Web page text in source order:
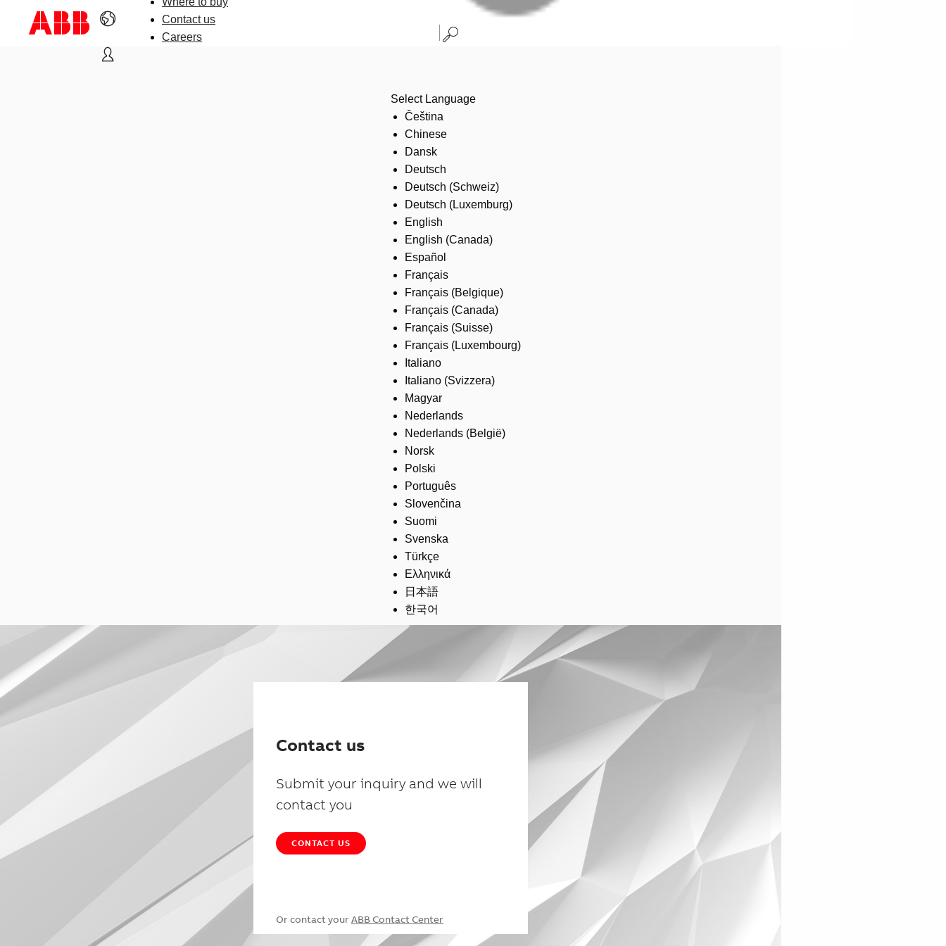
Contact us
Careers
Select Language
Čeština
Chinese
Dansk
Deutsch
Deutsch (Schweiz)
Deutsch (Luxemburg)
English
English (Canada)
Español
Français
Français (Belgique)
Français (Canada)
Français (Suisse)
Français (Luxembourg)
Italiano
Italiano (Svizzera)
Magyar
Nederlands
Nederlands (België)
Norsk
Polski
Português
Slovenčina
Suomi
Svenska
Türkçe
Ελληνικά
日本語
한국어
Contact us
Submit your inquiry and we will
contact you
CONTACT US
Or contact your ABB Contact Center